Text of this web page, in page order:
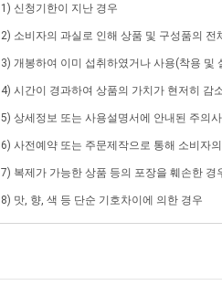
1) 신청기한이 지난 경우
2) 소비자의 과실로 인해 상품 및 구성품의
3) 개봉하여 이미 섭취하였거나 사용(착용 및
4) 시간이 경과하여 상품의 가치가 현저히 감
5) 상세정보 또는 사용설명서에 안내된 주의
6) 사전예약 또는 주문제작으로 통해 소비자
7) 복제가 가능한 상품 등의 포장을 훼손한 경
8) 맛, 향, 색 등 단순 기호차이에 의한 경우